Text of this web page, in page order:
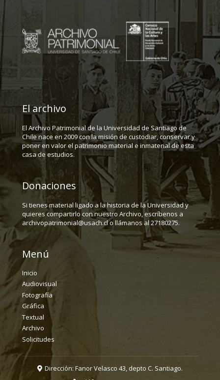
El archivo
El Archivo Patrimonial de la Universidad de Santiago de
Chile nace en 2009 con la misión de custodiar, conservar y
poner en valor el patrimonio material e inmaterial de esta
casa de estudios.
Donaciones
Si tienes material ligado a la historia de la Universidad y
quieres compartirlo con nuestro Archivo, escríbenos a
archivopatrimonial@usach.cl o llámanos al 27180275.
Menú
Inicio
Audiovisual
Fotografía
Gráfica
Textual
Archivo
Solicitudes
Dirección: Fanor Velasco 43, depto C. Santiago.